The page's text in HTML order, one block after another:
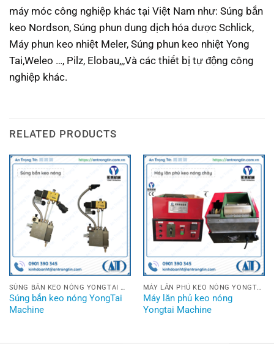
máy móc công nghiệp khác tại Việt Nam như: Súng bắn
keo Nordson, Súng phun dung dịch hóa dược Schlick,
Máy phun keo nhiệt Meler, Súng phun keo nhiệt Yong
Tai,Weleo …, Pilz, Elobau,,,Và các thiết bị tự động công
nghiệp khác.
RELATED PRODUCTS
Súng bắn keo nóng YongTai
Machine
Máy lăn phủ keo nóng
Yongtai Machine